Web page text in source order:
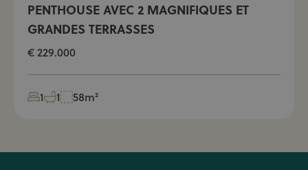
PENTHOUSE AVEC 2 MAGNIFIQUES ET
GRANDES TERRASSES
€ 229.000
1 1 58m²